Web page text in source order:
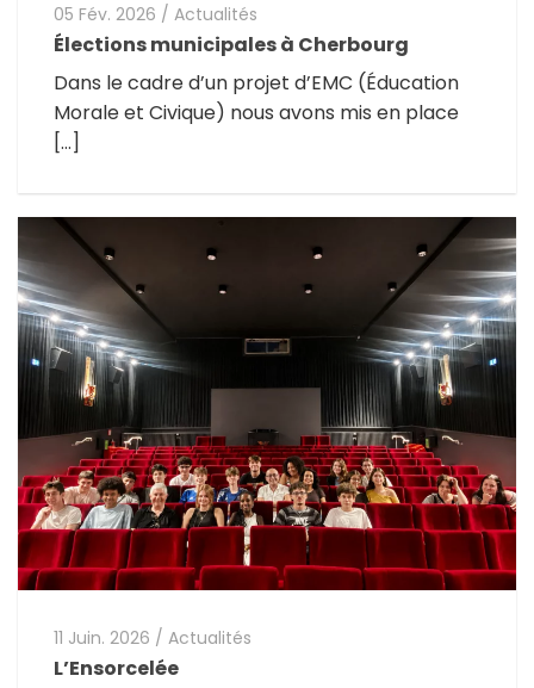
05 Fév. 2026 / Actualités
Élections municipales à Cherbourg
Dans le cadre d’un projet d’EMC (Éducation
Morale et Civique) nous avons mis en place
[…]
11 Juin. 2026 / Actualités
L’Ensorcelée